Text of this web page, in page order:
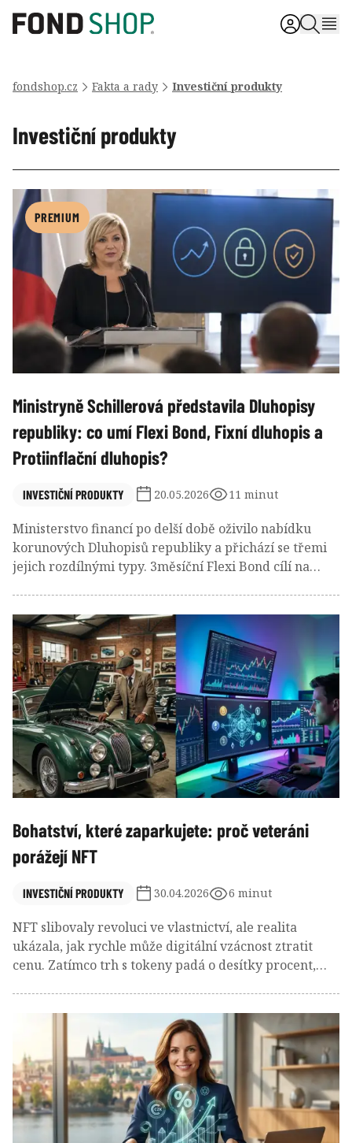
fondshop.cz Fakta a rady Investiční produkty
Investiční produkty
PREMIUM
Ministryně Schillerová představila Dluhopisy
republiky: co umí Flexi Bond, Fixní dluhopis a
Protiinflační dluhopis?
INVESTIČNÍ PRODUKTY 20.05.2026 11 minut
Ministerstvo financí po delší době oživilo nabídku
korunových Dluhopisů republiky a přichází se třemi
jejich rozdílnými typy. 3měsíční Flexi Bond cílí na
dluhopis chrání kupní sílu vložených úspor. Všechny
mají na rozdíl od vkladových účtů osvobozeny
úrokové výnosy od daně z příjmů. Jejich relativní
atraktivnost závisí na budoucím vývoji korunových
úrokových sazeb a tuzemské inflace.
Bohatství, které zaparkujete: proč veteráni
porážejí NFT
INVESTIČNÍ PRODUKTY 30.04.2026 6 minut
NFT slibovaly revoluci ve vlastnictví, ale realita
ukázala, jak rychle může digitální vzácnost ztratit
cenu. Zatímco trh s tokeny padá o desítky procent,
jistotu než digitální obrázek za miliony? Odpověď leží
v něčem hlubším než jen v ceně.